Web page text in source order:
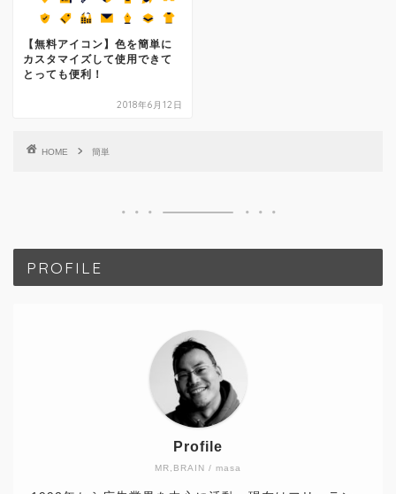
【無料アイコン】色を簡単に
カスタマイズして使用できて
とっても便利！
2018年6月12日
HOME 簡単
PROFILE
MR,BRAIN / masa
Profile